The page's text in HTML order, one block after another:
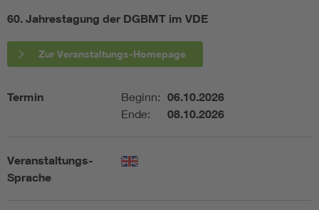
Functional safety
60. Jahrestagung der DGBMT im VDE
Zur Veranstaltungs-Homepage
Termin Beginn: 06.10.2026
Ende: 08.10.2026
Veranstaltungs-
Sprache